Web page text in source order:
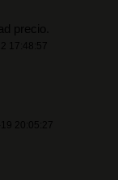
precio.
17:48:57
20:05:27